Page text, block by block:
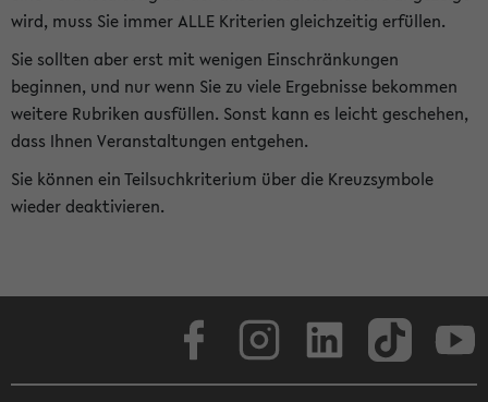
wird, muss Sie immer ALLE Kriterien gleichzeitig erfüllen.
Sie sollten aber erst mit wenigen Einschränkungen
beginnen, und nur wenn Sie zu viele Ergebnisse bekommen
weitere Rubriken ausfüllen. Sonst kann es leicht geschehen,
dass Ihnen Veranstaltungen entgehen.
Sie können ein Teilsuchkriterium über die Kreuzsymbole
wieder deaktivieren.